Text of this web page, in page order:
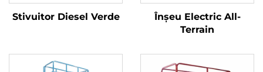
Stivuitor Diesel Verde
Înșeu Electric All-
Terrain